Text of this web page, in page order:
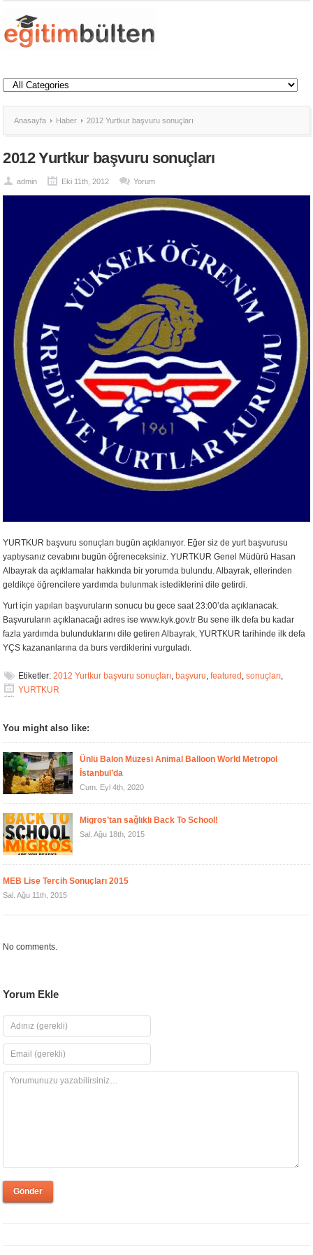
Anasayfa Haber 2012 Yurtkur başvuru sonuçları
2012 Yurtkur başvuru sonuçları
admin Eki 11th, 2012 Yorum
YURTKUR başvuru sonuçları bugün açıklanıyor. Eğer siz de yurt başvurusu
yaptıysanız cevabını bugün öğreneceksiniz. YURTKUR Genel Müdürü Hasan
Albayrak da açıklamalar hakkında bir yorumda bulundu. Albayrak, ellerinden
geldikçe öğrencilere yardımda bulunmak istediklerini dile getirdi.
Yurt için yapılan başvuruların sonucu bu gece saat 23:00’da açıklanacak.
Başvuruların açıklanacağı adres ise www.kyk.gov.tr Bu sene ilk defa bu kadar
fazla yardımda bulunduklarını dile getiren Albayrak, YURTKUR tarihinde ilk defa
YÇS kazananlarına da burs verdiklerini vurguladı.
Etiketler: 2012 Yurtkur başvuru sonuçları, başvuru,featured ,sonuçları,
YURTKUR
You might also like:
Ünlü Balon Müzesi Animal Balloon World Metropol
İstanbul’da
Cum. Eyl 4th, 2020
Migros’tan sağlıklı Back To School!
Sal. Ağu 18th, 2015
MEB Lise Tercih Sonuçları 2015
Sal. Ağu 11th, 2015
No comments.
Yorum Ekle
Gönder